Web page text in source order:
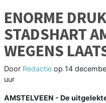
ENORME
STADSHART
WEGENS
Door Redactie op 14
uur
AMSTELVEEN - De